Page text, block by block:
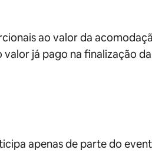
ao valor da
já pago na finalização
apenas de parte do